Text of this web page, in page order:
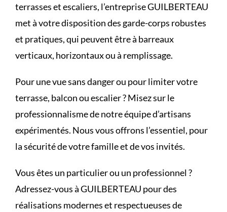
terrasses et escaliers, l’entreprise GUILBERTEAU
met à votre disposition des garde-corps robustes
et pratiques, qui peuvent être à barreaux
verticaux, horizontaux ou à remplissage.
Pour une vue sans danger ou pour limiter votre
terrasse, balcon ou escalier ? Misez sur le
professionnalisme de notre équipe d’artisans
expérimentés. Nous vous offrons l’essentiel, pour
la sécurité de votre famille et de vos invités.
Vous êtes un particulier ou un professionnel ?
Adressez-vous à GUILBERTEAU pour des
réalisations modernes et respectueuses de